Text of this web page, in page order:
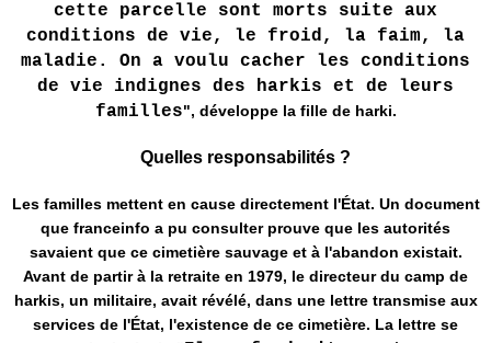
cette parcelle sont morts suite aux
conditions de vie, le froid, la faim, la
maladie. On a voulu cacher les conditions
de vie indignes des harkis et de leurs
familles", développe la fille de harki.
Quelles responsabilités ?
Les familles mettent en cause directement l'État. Un document
que franceinfo a pu consulter prouve que les autorités
savaient que ce cimetière sauvage et à l'abandon existait.
Avant de partir à la retraite en 1979, le directeur du camp de
harkis, un militaire, avait révélé, dans une lettre transmise aux
services de l'État, l'existence de ce cimetière. La lettre se